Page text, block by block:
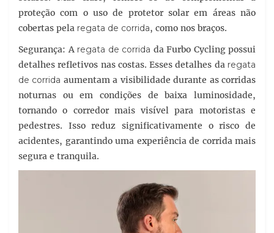
proteção com o uso de protetor solar em áreas não
cobertas pela regata de corrida, como nos braços.
Segurança: A regata de corrida da Furbo Cycling possui
detalhes refletivos nas costas. Esses detalhes da regata
de corrida aumentam a visibilidade durante as corridas
noturnas ou em condições de baixa luminosidade,
tornando o corredor mais visível para motoristas e
pedestres. Isso reduz significativamente o risco de
acidentes, garantindo uma experiência de corrida mais
segura e tranquila.